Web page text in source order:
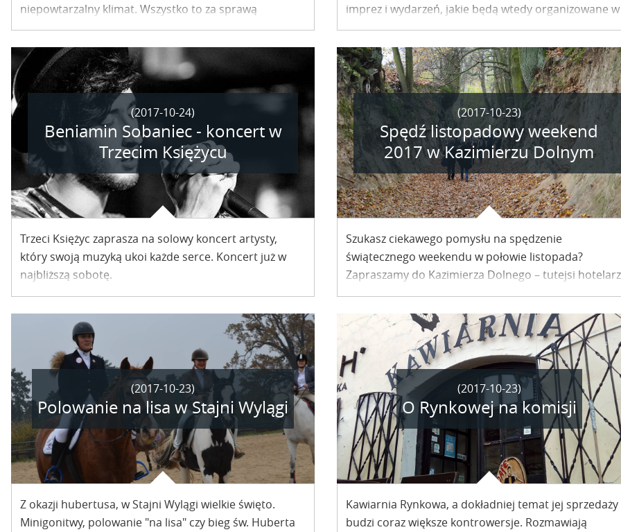
niepowtarzalny klimat. Wszystko to za sprawą
Kazimierskiego Jarmarku Świątecznego…
imprez i wydarzeń, jakie będą wtedy organizowane w
Kazimierzu.
(2017-10-24)
Beniamin Sobaniec - koncert w
Trzecim Księżycu
Trzeci Księżyc zaprasza na solowy koncert artysty,
który swoją muzyką ukoi każde serce. Koncert już w
najbliższą sobotę.
(2017-10-23)
Spędź listopadowy weekend
2017 w Kazimierzu Dolnym
Szukasz ciekawego pomysłu na spędzenie
świątecznego weekendu w połowie listopada?
Zapraszamy do Kazimierza Dolnego – tutejsi
przygotowali ciekawe oferty pobytowe. Niżej
prezentujemy ich propozycje.
(2017-10-23)
Polowanie na lisa w Stajni Wylągi
Z okazji hubertusa, w Stajni Wylągi wielkie święto.
Minigonitwy, polowanie "na lisa" czy bieg św. Huberta
(2017-10-23)
O Rynkowej na komisji
Kawiarnia Rynkowa, a dokładniej temat jej sprzedaży
budzi coraz większe kontrowersje. Rozmawiają